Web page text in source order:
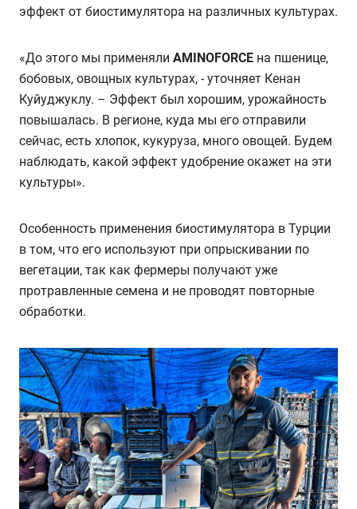
эффект от биостимулятора на различных культурах.
«До этого мы применяли AMINOFORCE на пшенице,
бобовых, овощных культурах, - уточняет Кенан
Куйуджуклу. – Эффект был хорошим, урожайность
повышалась. В регионе, куда мы его отправили
сейчас, есть хлопок, кукуруза, много овощей. Будем
наблюдать, какой эффект удобрение окажет на эти
культуры».
Особенность применения биостимулятора в Турции
в том, что его используют при опрыскивании по
вегетации, так как фермеры получают уже
протравленные семена и не проводят повторные
обработки.